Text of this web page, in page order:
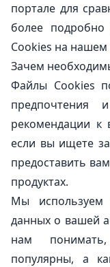
портале для
более
Cookies на нашем
Зачем
Файлы Cookies
предпочтения
рекомендации к
если вы ищете
предоставить
продуктах.
Мы используем
данных о вашей
нам
популярны, а